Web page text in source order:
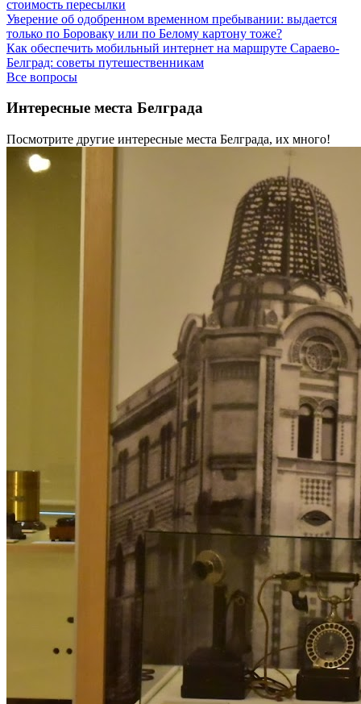
стоимость пересылки
Уверение об одобренном временном пребывании: выдается
только по Бороваку или по Белому картону тоже?
Как обеспечить мобильный интернет на маршруте Сараево-
Белград: советы путешественникам
Все вопросы
Интересные места Белграда
Посмотрите другие интересные места Белграда, их много!